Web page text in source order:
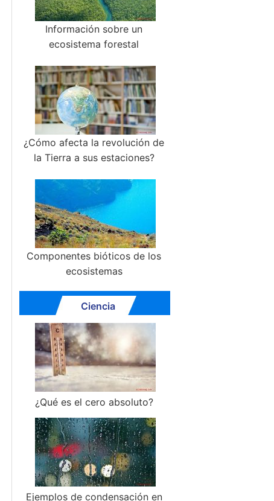
Información sobre un
ecosistema forestal
¿Cómo afecta la revolución de
la Tierra a sus estaciones?
Componentes bióticos de los
ecosistemas
Ciencia
¿Qué es el cero absoluto?
Ejemplos de condensación en